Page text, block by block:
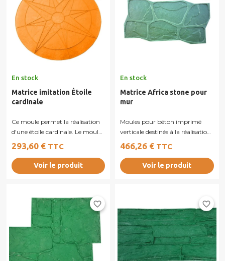
En stock
Matrice imitation Étoile
cardinale
Ce moule permet la réalisation
d'une étoile cardinale. Le moule
est en polyuréthane et à 2...
293,60 € TTC
Voir le produit
En stock
Matrice Africa stone pour
mur
Moules pour béton imprimé
verticale destinés à la réalisation
de murs, murets ou façades en...
466,26 € TTC
Voir le produit
favorite_border favorite_border